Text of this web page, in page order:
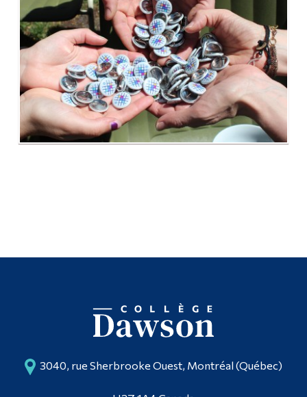
3040, rue Sherbrooke Ouest, Montréal (Québec)